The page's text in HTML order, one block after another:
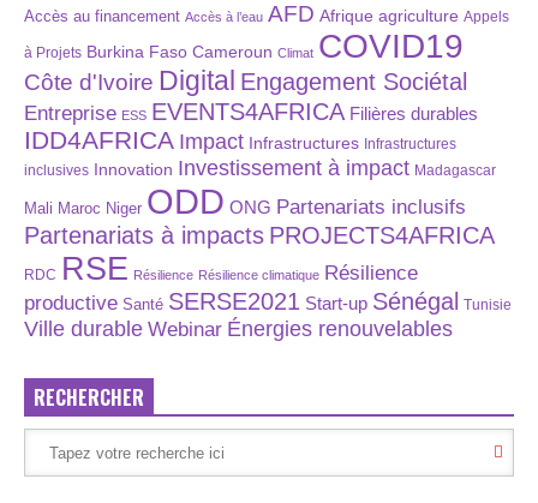
Accès au financement Accès à l’eau AFD Afrique agriculture Appels
à Projets Burkina Faso Cameroun Climat COVID19
Côte d'Ivoire Digital Engagement Sociétal
Entreprise ESS EVENTS4AFRICA Filières durables
IDD4AFRICA Impact Infrastructures Infrastructures
inclusives Innovation Investissement à impact Madagascar
Mali Maroc Niger ODD ONG Partenariats inclusifs
Partenariats à impacts PROJECTS4AFRICA
RDC RSE Résilience Résilience climatique Résilience
productive Santé SERSE2021 Start-up Sénégal Tunisie
Ville durable Webinar Énergies renouvelables
RECHERCHER